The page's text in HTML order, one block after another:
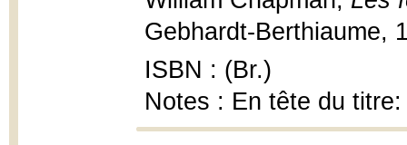
Gebhardt-Berthiaume,
ISBN : (Br.)
Notes : En tête du